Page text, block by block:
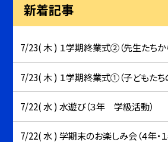
新着記事
7/23( 木 ) １学期終業式②（先生たちか
7/23( 木 ) １学期終業式①（子どもたち
7/22( 水 ) 水遊び（３年 学級活動）
7/22( 水 ) 学期末のお楽しみ会（４年・